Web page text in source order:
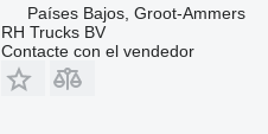
Países Bajos, Groot-Ammers
RH Trucks BV
Contacte con el vendedor